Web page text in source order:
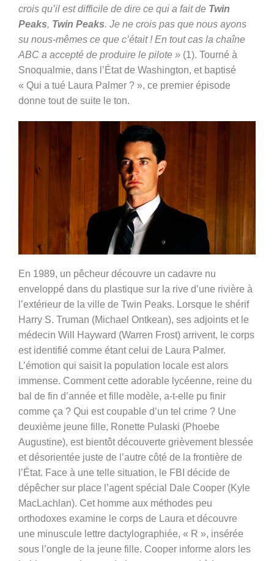
crois qu’il est difficile de dire ce qui a fait de Twin
Peaks, Twin Peaks. Je ne crois pas que nous ayons
su nous-mêmes ce que c’était ! En tout cas la chaîne
ABC a accepté de produire le pilote » (1). Tourné à
Snoqualmie, dans l’État de Washington, et baptisé
« Qui a tué Laura Palmer ? », ce premier épisode
donne tout de suite le ton.
En 1989, un pêcheur découvre un cadavre nu
enveloppé dans du plastique sur la rive d’une rivière à
l’extérieur de la ville de Twin Peaks. Lorsque le shérif
Harry S. Truman (Michael Ontkean), ses adjoints et le
médecin Will Hayward (Warren Frost) arrivent, le corps
est identifié comme étant celui de Laura Palmer.
L’émotion qui saisit la population locale est alors
immense. Comment cette adorable lycéenne, reine du
bal de fin d’année et fille modèle, a-t-elle pu finir
comme ça ? Qui est coupable d’un tel crime ? Une
deuxième jeune fille, Ronette Pulaski (Phoebe
Augustine), est bientôt découverte grièvement blessée
et désorientée juste de l’autre côté de la frontière de
l’État. Face à une telle situation, le FBI décide de
dépêcher sur place l’agent spécial Dale Cooper (Kyle
MacLachlan). Cet homme aux méthodes peu
orthodoxes examine le corps de Laura et découvre
une minuscule lettre dactylographiée, « R », insérée
sous l’ongle de la jeune fille. Cooper informe alors les